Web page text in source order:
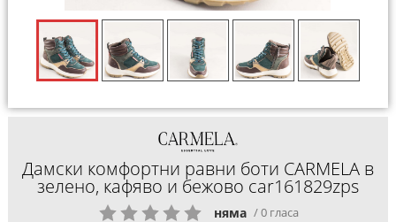
Дамски комфортни равни боти CARMELA в
зелено, кафяво и бежово car161829zps
няма / 0 гласа